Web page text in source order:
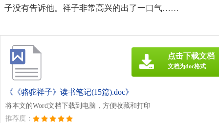
子没有告诉他。祥子非常高兴的出了一口气……
《《骆驼祥子》读书笔记(15篇).doc》
将本文的Word文档下载到电脑，方便收藏和打印
推荐度：
点击下载文档
文档为doc格式